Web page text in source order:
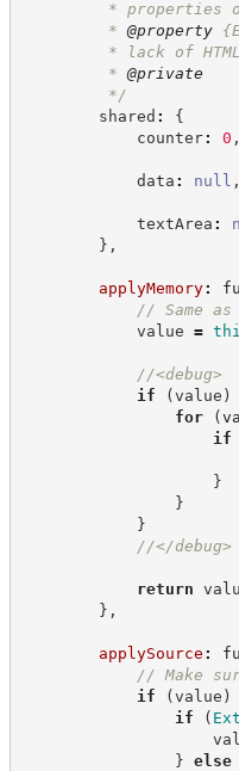
* properties of
* @property
* lack of HTML5
* @private
*/
shared :
{
counter: 0 ,
data : null ,
textArea :
} ,
applyMemory:
// Same
value =
//<debug>
if
(value )
for
(
if
}
}
}
//</debug>
return
} ,
applySource :
// Make
if
(value )
if
( Ext
} else